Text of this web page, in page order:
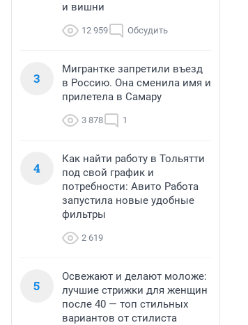
и вишни
12 959 Обсудить
3
Мигрантке запретили въезд
в Россию. Она сменила имя и
прилетела в Самару
3 878 1
4
Как найти работу в Тольятти
под свой график и
потребности: Авито Работа
запустила новые удобные
фильтры
2 619
5
Освежают и делают моложе:
лучшие стрижки для женщин
после 40 — топ стильных
вариантов от стилиста